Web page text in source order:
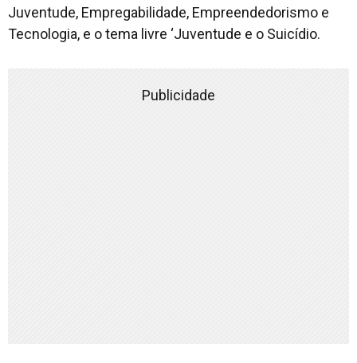
Juventude, Empregabilidade, Empreendedorismo e
Tecnologia, e o tema livre ‘Juventude e o Suicídio.
Publicidade